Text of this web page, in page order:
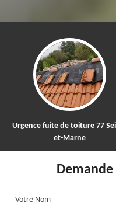
fuite de toiture 77 Seine-
et-Marne